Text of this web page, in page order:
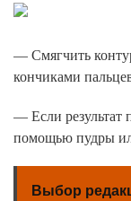
— Смягчить
кончиками
— Если результат
помощью пудры
Выбор